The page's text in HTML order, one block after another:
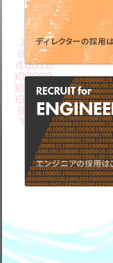
ディレクターの採用
RECRUIT for
エンジニアの採用は